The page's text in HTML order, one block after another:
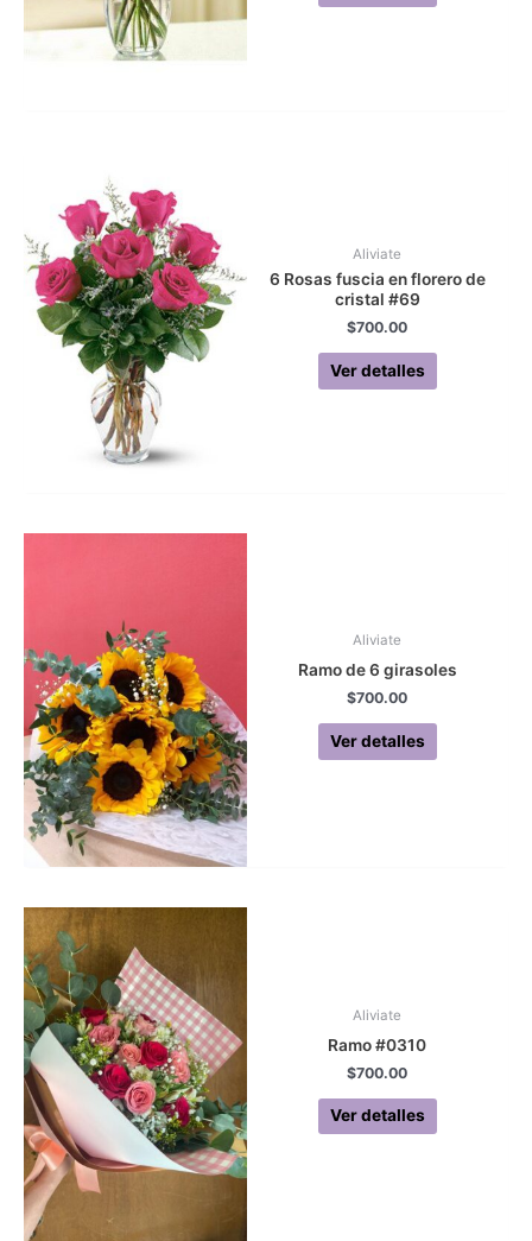
Aliviate
6 Rosas fuscia en florero de
cristal #69
$700.00
Ver detalles
Aliviate
Ramo de 6 girasoles
$700.00
Ver detalles
Aliviate
Ramo #0310
$700.00
Ver detalles